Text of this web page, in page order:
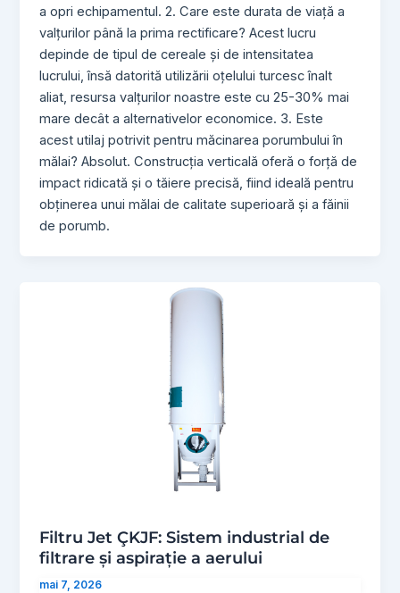
a opri echipamentul. 2. Care este durata de viață a
valțurilor până la prima rectificare? Acest lucru
depinde de tipul de cereale și de intensitatea
lucrului, însă datorită utilizării oțelului turcesc înalt
aliat, resursa valțurilor noastre este cu 25-30% mai
mare decât a alternativelor economice. 3. Este
acest utilaj potrivit pentru măcinarea porumbului în
mălai? Absolut. Construcția verticală oferă o forță de
impact ridicată și o tăiere precisă, fiind ideală pentru
obținerea unui mălai de calitate superioară și a făinii
de porumb.
Filtru Jet ÇKJF: Sistem industrial de
filtrare și aspirație a aerului
mai 7, 2026